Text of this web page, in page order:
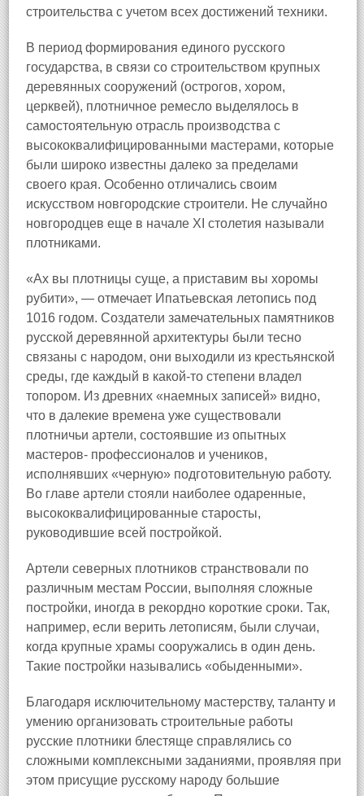
строительства с учетом всех достижений техники.
В период формирования единого русского
государства, в связи со строительством крупных
деревянных сооружений (острогов, хором,
церквей), плотничное ремесло выделялось в
самостоятельную отрасль производства с
высококвалифицированными мастерами, которые
были широко известны далеко за пределами
своего края. Особенно отличались своим
искусством новгородские строители. Не случайно
новгородцев еще в начале XI столетия называли
плотниками.
«Ах вы плотницы суще, а приставим вы хоромы
рубити», — отмечает Ипатьевская летопись под
1016 годом. Создатели замечательных памятников
русской деревянной архитектуры были тесно
связаны с народом, они выходили из крестьянской
среды, где каждый в какой-то степени владел
топором. Из древних «наемных записей» видно,
что в далекие времена уже существовали
плотничьи артели, состоявшие из опытных
мастеров- профессионалов и учеников,
исполнявших «черную» подготовительную работу.
Во главе артели стояли наиболее одаренные,
высококвалифицированные старосты,
руководившие всей постройкой.
Артели северных плотников странствовали по
различным местам России, выполняя сложные
постройки, иногда в рекордно короткие сроки. Так,
например, если верить летописям, были случаи,
когда крупные храмы сооружались в один день.
Такие постройки назывались «обыденными».
Благодаря исключительному мастерству, таланту и
умению организовать строительные работы
русские плотники блестяще справлялись со
сложными комплексными заданиями, проявляя при
этом присущие русскому народу большие